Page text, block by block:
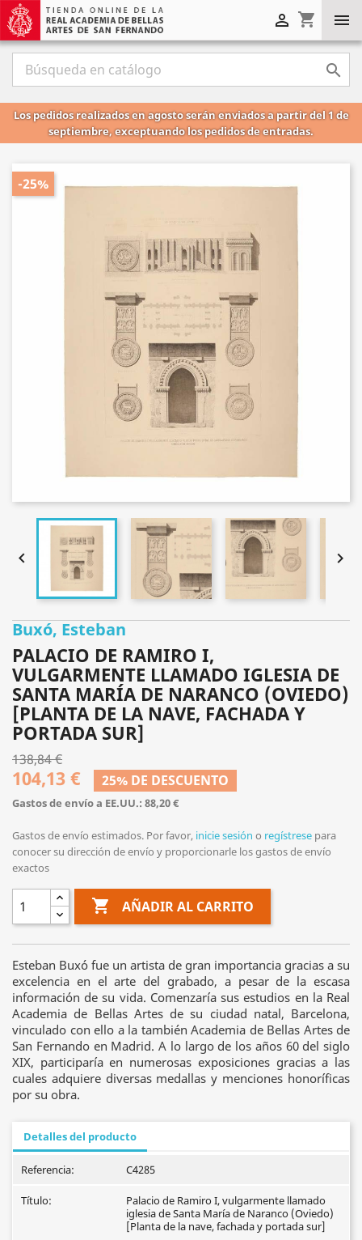

shopping_cart


Los pedidos realizados en agosto serán enviados a partir del 1 de
septiembre, exceptuando los pedidos de entradas.
-25%
 
Buxó, Esteban
PALACIO DE RAMIRO I,
VULGARMENTE LLAMADO IGLESIA DE
SANTA MARÍA DE NARANCO (OVIEDO)
[PLANTA DE LA NAVE, FACHADA Y
PORTADA SUR]
138,84 €
104,13 € 25% DE DESCUENTO
Gastos de envío a EE.UU.: 88,20 €
Gastos de envío estimados. Por favor, inicie sesión o regístrese para
conocer su dirección de envío y proporcionarle los gastos de envío
exactos
 AÑADIR AL CARRITO
Esteban Buxó fue un artista de gran importancia gracias a su
excelencia en el arte del grabado, a pesar de la escasa
información de su vida. Comenzaría sus estudios en la Real
Academia de Bellas Artes de su ciudad natal, Barcelona,
vinculado con ello a la también Academia de Bellas Artes de
San Fernando en Madrid. A lo largo de los años 60 del siglo
XIX, participaría en numerosas exposiciones gracias a las
cuales adquiere diversas medallas y menciones honoríficas
por su obra.
Detalles del producto
Referencia: C4285
Título:
Palacio de Ramiro I, vulgarmente llamado
iglesia de Santa María de Naranco (Oviedo)
[Planta de la nave, fachada y portada sur]